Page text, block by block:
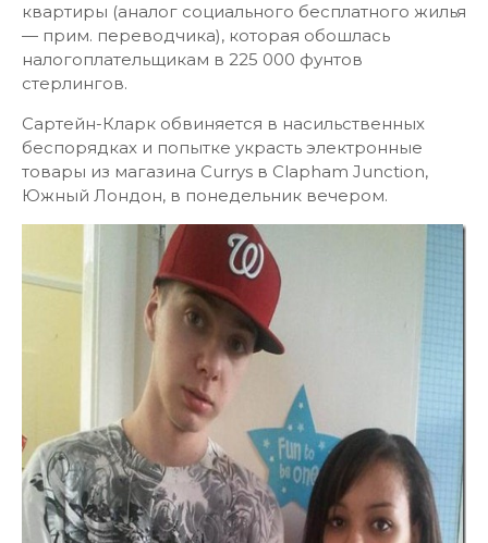
квартиры (аналог социального бесплатного жилья
— прим. переводчика), которая обошлась
налогоплательщикам в 225 000 фунтов
стерлингов.
Сартейн-Кларк обвиняется в насильственных
беспорядках и попытке украсть электронные
товары из магазина Currys в Clapham Junction,
Южный Лондон, в понедельник вечером.